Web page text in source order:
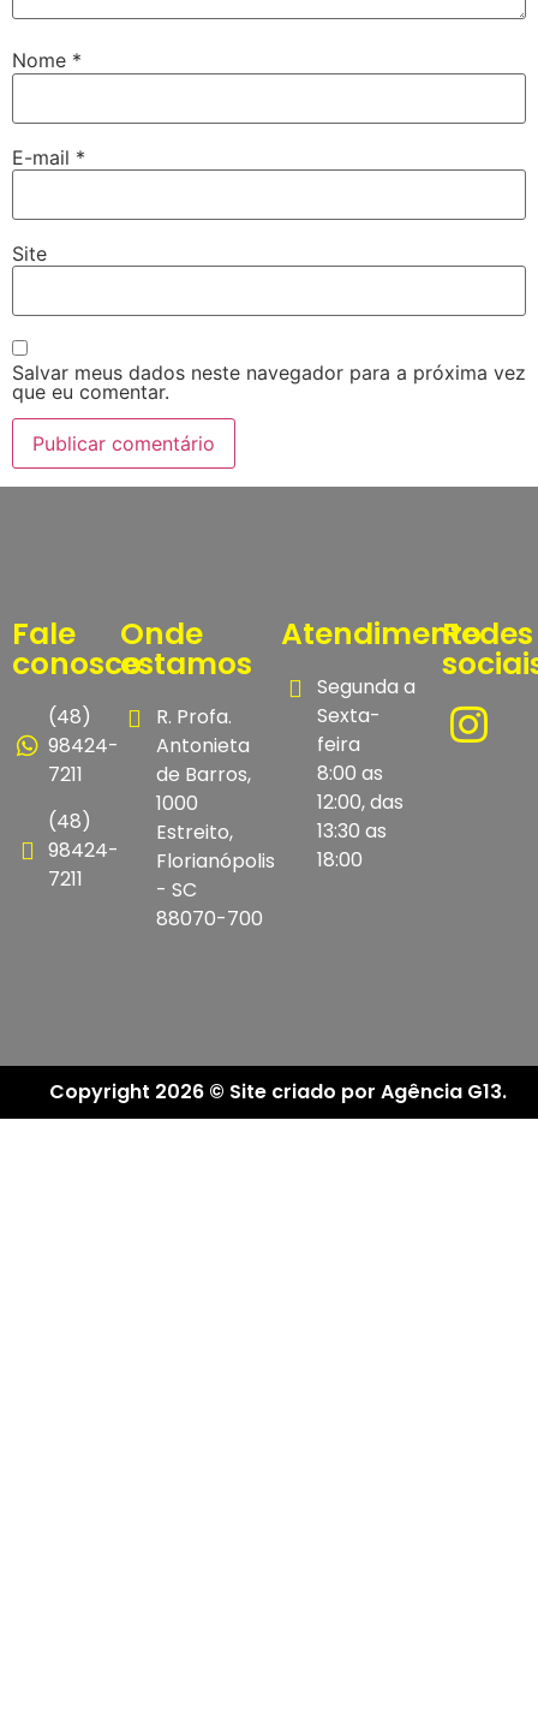
Nome *
E-mail *
Site
Salvar meus dados neste navegador para a próxima vez
que eu comentar.
Fale
conosco
(48)
98424-
7211
(48)
98424-
7211
Onde
estamos
R. Profa.
Antonieta
de Barros,
1000
Estreito,
Florianópolis
- SC
88070-700
Atendimento
Segunda a
Sexta-
feira
8:00 as
12:00, das
13:30 as
18:00
Redes
Copyright 2026 © Site criado por Agência G13.